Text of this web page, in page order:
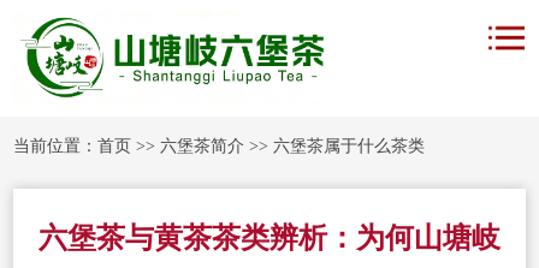
当前位置：首页 >>六堡茶简介 >>六堡茶属于什么茶类
六堡茶与黄茶茶类辨析：为何山塘岐